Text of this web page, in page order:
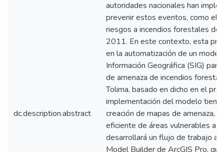
dc.description.abstract
autoridades nacionales han
prevenir estos eventos, como el
riesgos a incendios forestales
2011. En este contexto, esta
en la automatización de un
Información Geográfica (SIG)
de amenaza de incendios
Tolima, basado en dicho en el
implementación del modelo
creación de mapas de amenaza,
eficiente de áreas vulnerables a
desarrollará un flujo de trabajo
Model Builder de ArcGIS Pro,